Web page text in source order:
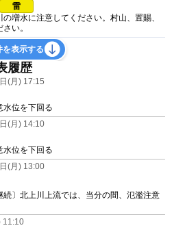
雷
増水に注意してください。村山、置賜、
い。
を表示する
履歴
(月) 17:15
水位を下回る
(月) 14:10
水位を下回る
(月) 13:00
続〕北上川上流では、当分の間、氾濫注意
11:10